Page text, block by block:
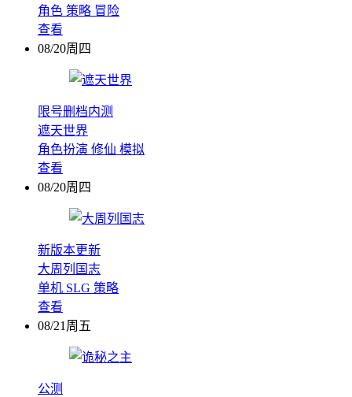
角色 策略 冒险
查看
08/20周四
限号删档内测
遮天世界
角色扮演 修仙 模拟
查看
08/20周四
新版本更新
大周列国志
单机 SLG 策略
查看
08/21周五
公测